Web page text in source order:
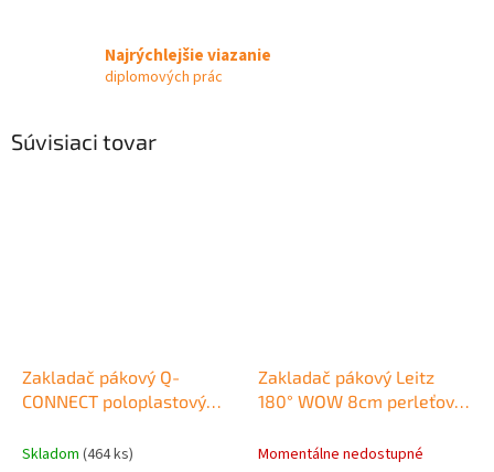
Najrýchlejšie viazanie
diplomových prác
Súvisiaci tovar
Zakladač pákový Q-
CONNECT poloplastový
Skladom (464 ks)
Zakladač pákový Leitz
180° WOW 8cm perleťovo
Momentálne nedostupné